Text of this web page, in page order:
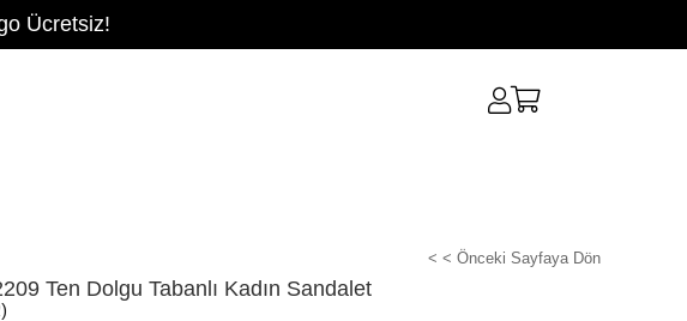
Ücretsiz!
< < Önceki Sayfaya Dön
Ten Dolgu Tabanlı Kadın Sandalet